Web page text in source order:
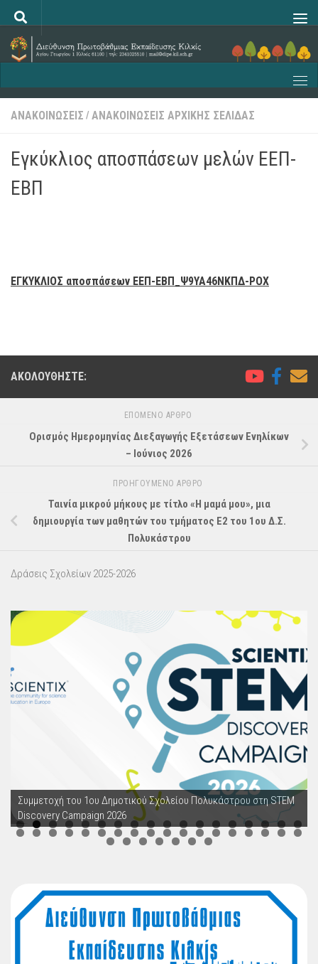
Skip to content
ΑΝΑΚΟΙΝΩΣΕΙΣ / ΑΝΑΚΟΙΝΩΣΕΙΣ ΑΡΧΙΚΗΣ ΣΕΛΙΔΑΣ
Εγκύκλιος αποσπάσεων μελών ΕΕΠ-
ΕΒΠ
ΕΓΚΥΚΛΙΟΣ αποσπάσεων ΕΕΠ-ΕΒΠ_Ψ9ΥΑ46ΝΚΠΔ-ΡΟΧ
ΑΚΟΛΟΥΘΉΣΤΕ:
ΕΠΌΜΕΝΟ ΆΡΘΡΟ
Ορισμός Ημερομηνίας Διεξαγωγής Εξετάσεων Ενηλίκων
– Ιούνιος 2026
ΠΡΟΗΓΟΎΜΕΝΟ ΆΡΘΡΟ
Ταινία μικρού μήκους με τίτλο «Η μαμά μου», μια
δημιουργία των μαθητών του τμήματος Ε2 του 1ου Δ.Σ.
Πολυκάστρου
Δράσεις Σχολείων 2025-2026
Συμμετοχή του 1ου Δημοτικού Σχολείου Πολυκάστρου στη STEM
Discovery Campaign 2026